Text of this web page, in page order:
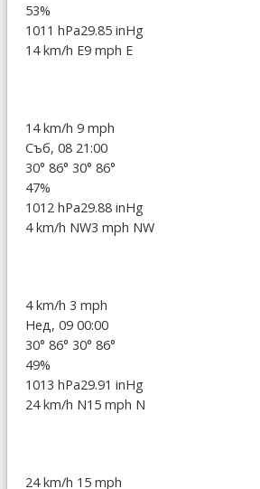
53%
1011 hPa29.85 inHg
14 km/h E9 mph E
14 km/h 9 mph
Съб, 08 21:00
30° 86° 30° 86°
47%
1012 hPa29.88 inHg
4 km/h NW3 mph NW
4 km/h 3 mph
Нед, 09 00:00
30° 86° 30° 86°
49%
1013 hPa29.91 inHg
24 km/h N15 mph N
24 km/h 15 mph